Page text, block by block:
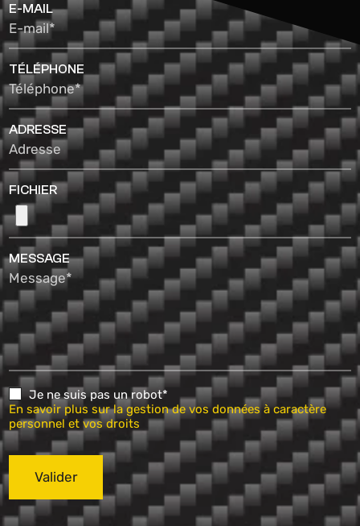
E-MAIL
E-mail*
TÉLÉPHONE
Téléphone*
ADRESSE
Adresse
FICHIER
MESSAGE
Message*
Je ne suis pas un robot*
En savoir plus sur la gestion de vos données à caractère
personnel et vos droits
Valider